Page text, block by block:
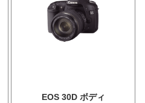
EOS 30D ボディ